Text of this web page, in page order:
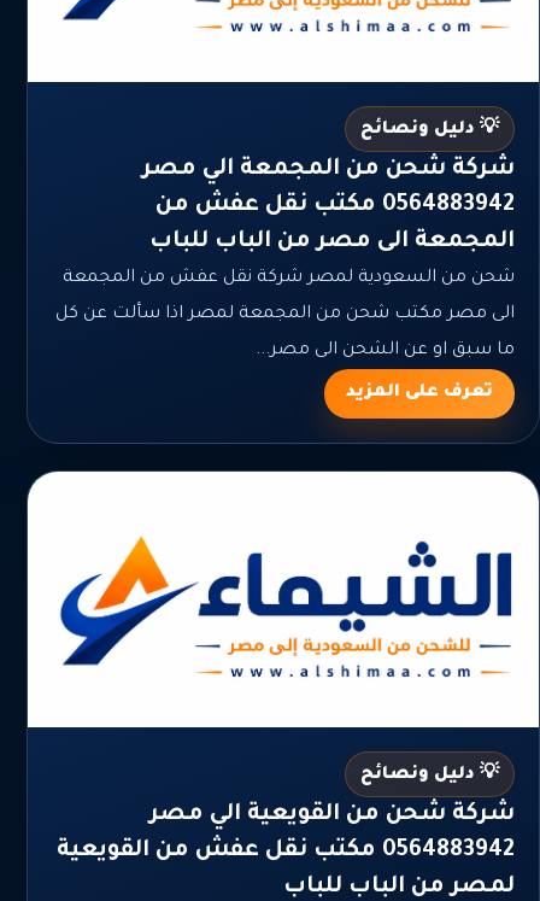
💡 دليل ونصائح
شركة شحن من المجمعة الي مصر
0564883942 مكتب نقل عفش من
المجمعة الى مصر من الباب للباب
شحن من السعودية لمصر شركة نقل عفش من المجمعة
الى مصر مكتب شحن من المجمعة لمصر اذا سألت عن كل
ما سبق او عن الشحن الى مصر...
تعرف على المزيد
💡 دليل ونصائح
شركة شحن من القويعية الي مصر
0564883942 مكتب نقل عفش من القويعية
لمصر من الباب للباب